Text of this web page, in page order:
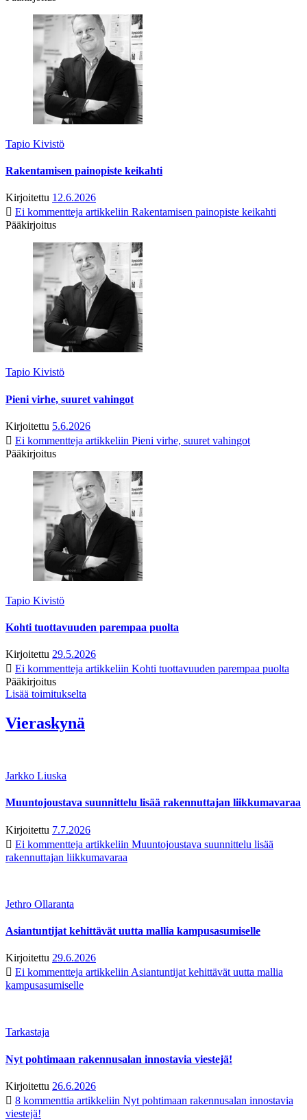
Tapio Kivistö
Rakentamisen painopiste keikahti
Kirjoitettu 12.6.2026
Ei kommentteja artikkeliin Rakentamisen painopiste keikahti
Pääkirjoitus
Tapio Kivistö
Pieni virhe, suuret vahingot
Kirjoitettu 5.6.2026
Ei kommentteja artikkeliin Pieni virhe, suuret vahingot
Pääkirjoitus
Tapio Kivistö
Kohti tuottavuuden parempaa puolta
Kirjoitettu 29.5.2026
Ei kommentteja artikkeliin Kohti tuottavuuden parempaa puolta
Pääkirjoitus
Lisää toimitukselta
Vieraskynä
Jarkko Liuska
Muuntojoustava suunnittelu lisää rakennuttajan liikkumavaraa
Kirjoitettu 7.7.2026
Ei kommentteja artikkeliin Muuntojoustava suunnittelu lisää
rakennuttajan liikkumavaraa
Jethro Ollaranta
Asiantuntijat kehittävät uutta mallia kampusasumiselle
Kirjoitettu 29.6.2026
Ei kommentteja artikkeliin Asiantuntijat kehittävät uutta mallia
kampusasumiselle
Tarkastaja
Nyt pohtimaan rakennusalan innostavia viestejä!
Kirjoitettu 26.6.2026
8 kommenttia artikkeliin Nyt pohtimaan rakennusalan innostavia
viestejä!